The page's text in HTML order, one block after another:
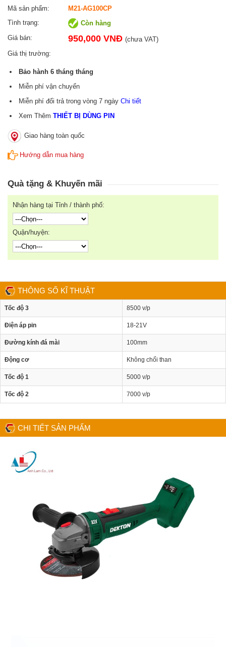
Mã sản phẩm:
M21-AG100CP
Tình trạng:
Còn hàng
Giá bán:
950,000 VNĐ (chưa VAT)
Giá thị trường:
Bảo hành 6 tháng tháng
Miễn phí vận chuyển
Miễn phí đổi trả trong vòng 7 ngày Chi tiết
Xem Thêm THIẾT BỊ DÙNG PIN
Giao hàng toàn quốc
Hướng dẫn mua hàng
Quà tặng & Khuyến mãi
Nhận hàng tại Tỉnh / thành phố:
Quận/huyện:
THÔNG SỐ KĨ THUẬT
Tốc độ 3 8500 v/p
Điện áp pin 18-21V
Đường kính đá mài 100mm
Động cơ Không chổi than
Tốc độ 1 5000 v/p
Tốc độ 2 7000 v/p
CHI TIẾT SẢN PHẨM